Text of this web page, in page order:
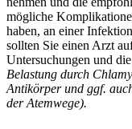
mögliche
haben, an einer
sollten Sie einen Arzt
Untersuchungen und
Belastung durch
Antikörper und ggf.
der Atemwege).